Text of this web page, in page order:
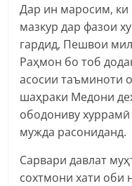
Дар ин маросим,
мазкур дар фазои
гардид, Пешвои
Раҳмон бо тоб
асосии таъминоти
шаҳраки Медони
ободониву
мужда расониданд.
Сарвари давлат
сохтмони хати оби